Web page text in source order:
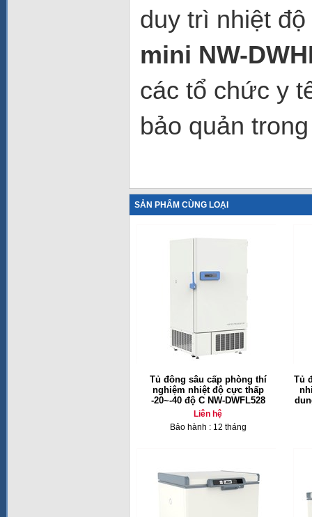
duy trì nhiệt
mini NW-
các tổ chức y
bảo quản
SẢN PHẨM CÙNG LOẠI
Tủ đông sâu cấp phòng thí
nghiệm nhiệt độ cực thấp
-20~-40 độ C NW-DWFL528
Liên hệ
Bảo hành : 12 tháng
Tủ